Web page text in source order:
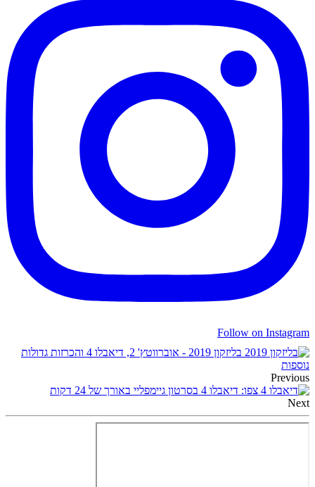
Follow on Instagram
בליזקון 2019 - אוברווטץ' 2, דיאבלו 4 והכרזות גדולות
נוספות
Previous
צפו: דיאבלו 4 בסרטון גיימפליי באורך של 24 דקות
Next